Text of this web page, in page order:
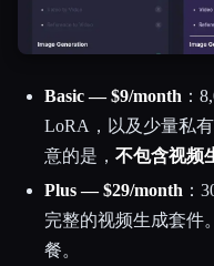
Basic — $9/month ：
LoRA，以及少量私
意的是， 不包含视频
Plus — $29/month ：
完整的视频生成套件
餐。